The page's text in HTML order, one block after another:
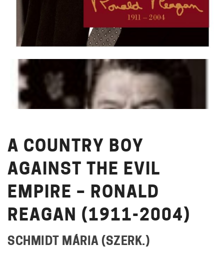
A COUNTRY BOY
AGAINST THE EVIL
EMPIRE – RONALD
REAGAN (1911-2004)
SCHMIDT MÁRIA (SZERK.)